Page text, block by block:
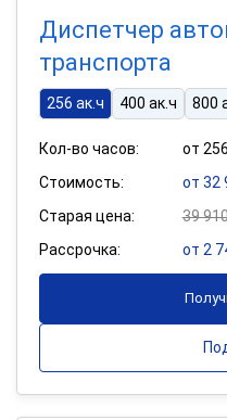
Диспетчер
транспорта
256 ак.ч 400 ак.ч 800
Кол-во часов:
от
Стоимость:
от 32
Старая цена:
39
Рассрочка:
от 2